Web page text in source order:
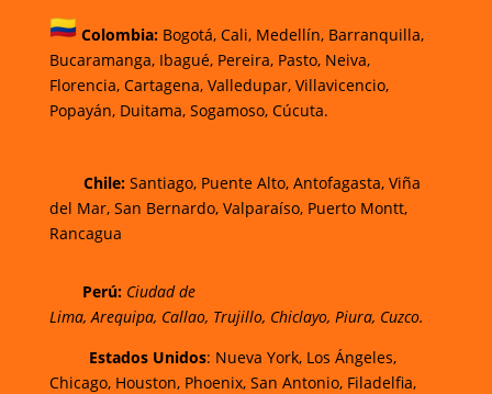
Colombia: Bogotá,Cali, Medellín, Barranquilla,
Bucaramanga,Ibagué,Pereira,Pasto, Neiva,
Florencia, Cartagena, Valledupar, Villavicencio,
Popayán, Duitama, Sogamoso, Cúcuta.
Chile:Santiago, Puente Alto, Antofagasta, Viña
del Mar, San Bernardo, Valparaíso, Puerto Montt,
Rancagua
Perú: Ciudad de
Lima, Arequipa, Callao, Trujillo, Chiclayo, Piura, Cuzco.
Estados Unidos: Nueva York, Los Ángeles,
Chicago, Houston, Phoenix, San Antonio, Filadelfia,